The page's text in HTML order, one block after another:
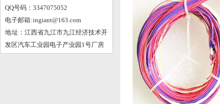
QQ号码：3347075052
电子邮箱: ingiant@163.com
地 址：江西省九江市九江经济技术开
发区汽车工业园电子产业园1号厂房